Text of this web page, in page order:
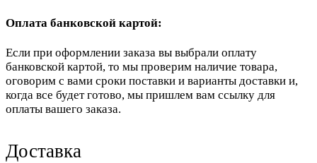
Оплата банковской картой:
Если при оформлении заказа вы выбрали оплату
банковской картой, то мы проверим наличие товара,
оговорим с вами сроки поставки и варианты доставки и,
когда все будет готово, мы пришлем вам ссылку для
оплаты вашего заказа.
Доставка